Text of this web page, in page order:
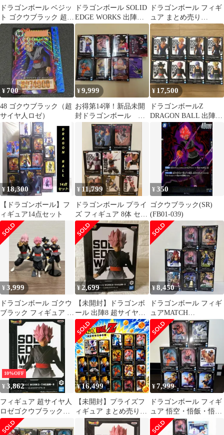
ドラゴンボール ベジッ
ト ゴクウブラック 超サ
イヤ人ロゼ 孫悟空 他
8体セット
ドラゴンボール SOLID
EDGE WORKS 出陣
フィギュアセット
ドラゴンボール フィギ
ュア まとめ売り
G×materia 出陣 フリー
ザ ロゼ
¥700
48 ゴクウブラック（超
サイヤ人ロゼ）
¥9,999
お得第14弾！新品未開
封ドラゴンボール ワ
ンピース 鬼滅 ジョ
ジョ詰め合わせ
¥ 17,500
ドラゴンボールZ
DRAGON BALL 出陣
フィギュア レア ま
とめ売り
¥ 18,300
【ドラゴンボール】フ
ィギュア14点セット
¥ 11,799
ドラゴンボール プライ
ズ フィギュア 8体 セッ
ト
¥350
ゴクウブラック(SR)
(FB01-039)
¥3,999
ドラゴンボール ゴクウ
ブラック フィギュア 4
体セット
¥2,699
【未開封】ドラゴンボ
ール 出陣8 超サイヤ人
ロゼゴクウブラック フ
ィギュア
¥8,450
ドラゴンボール フィギ
ュアMATCH
MAKERS、SOLID
EDGE他全8点
10%OFF
¥3,862
フィギュア 超サイヤ人
ロゼゴクウブラック
「ドラゴンボール超」
SOLID EDGE WORKS-
¥16,499
【未開封】プライズフ
ィギュア まとめ売りド
ラゴンボール
¥7,999
ドラゴンボール フィギ
ュア 悟空・悟飯・悟
天・ロゼ・亀仙人・ゴ
ジータ・超一星龍